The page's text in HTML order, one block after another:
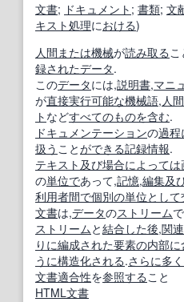
文書; ドキュメント ; 書類; 文
キスト処理における)
人間または機械が読み取るこ
録されたデータ.
このデータには,説明書,マニ
が直接実行可能な機械語,人間
ト などすべてのものを含む.
ドキュメンテーションの過程
扱う ことができる記録情報.
テキスト 及び場合によっては
の単位であって,記憶,編集及
利用者間で個別の単位として
文書は,データのストリーム
ストリームと結合した後,関
りに編成された要素の内部
うに構造化される.さらに多
文書適合性を参照すること
HTML文書